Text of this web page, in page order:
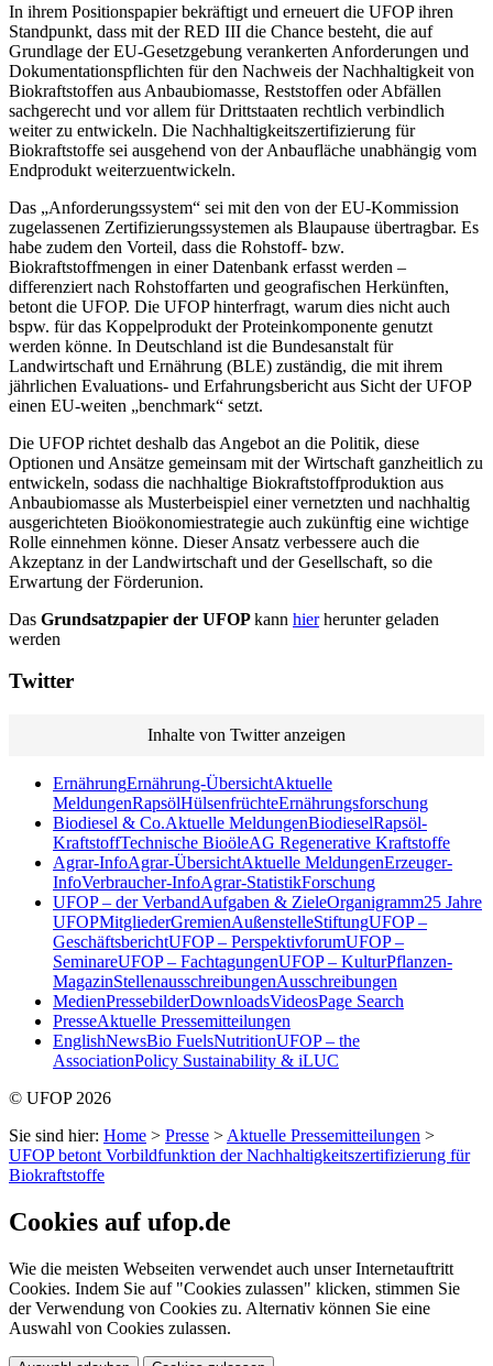
In ihrem Positionspapier bekräftigt und erneuert die UFOP ihren
Standpunkt, dass mit der RED III die Chance besteht, die auf
Grundlage der EU-Gesetzgebung verankerten Anforderungen und
Dokumentationspflichten für den Nachweis der Nachhaltigkeit von
Biokraftstoffen aus Anbaubiomasse, Reststoffen oder Abfällen
sachgerecht und vor allem für Drittstaaten rechtlich verbindlich
weiter zu entwickeln. Die Nachhaltigkeitszertifizierung für
Biokraftstoffe sei ausgehend von der Anbaufläche unabhängig vom
Endprodukt weiterzuentwickeln.
Das „Anforderungssystem“ sei mit den von der EU-Kommission
zugelassenen Zertifizierungssystemen als Blaupause übertragbar. Es
habe zudem den Vorteil, dass die Rohstoff- bzw.
Biokraftstoffmengen in einer Datenbank erfasst werden –
differenziert nach Rohstoffarten und geografischen Herkünften,
betont die UFOP. Die UFOP hinterfragt, warum dies nicht auch
bspw. für das Koppelprodukt der Proteinkomponente genutzt
werden könne. In Deutschland ist die Bundesanstalt für
Landwirtschaft und Ernährung (BLE) zuständig, die mit ihrem
jährlichen Evaluations- und Erfahrungsbericht aus Sicht der UFOP
einen EU-weiten „benchmark“ setzt.
Die UFOP richtet deshalb das Angebot an die Politik, diese
Optionen und Ansätze gemeinsam mit der Wirtschaft ganzheitlich zu
entwickeln, sodass die nachhaltige Biokraftstoffproduktion aus
Anbaubiomasse als Musterbeispiel einer vernetzten und nachhaltig
ausgerichteten Bioökonomiestrategie auch zukünftig eine wichtige
Rolle einnehmen könne. Dieser Ansatz verbessere auch die
Akzeptanz in der Landwirtschaft und der Gesellschaft, so die
Erwartung der Förderunion.
Das Grundsatzpapier der UFOPkann hierherunter geladen
werden
Twitter
Inhalte von Twitter anzeigen
ErnährungErnährung-ÜbersichtAktuelle
MeldungenRapsölHülsenfrüchteErnährungsforschung
Biodiesel & Co.Aktuelle MeldungenBiodieselRapsöl-
KraftstoffTechnische BioöleAG Regenerative Kraftstoffe
Agrar-InfoAgrar-ÜbersichtAktuelle MeldungenErzeuger-
InfoVerbraucher-InfoAgrar-StatistikForschung
UFOP – der VerbandAufgaben & ZieleOrganigramm25 Jahre
UFOPMitgliederGremienAußenstelleStiftungUFOP –
GeschäftsberichtUFOP – PerspektivforumUFOP –
SeminareUFOP – FachtagungenUFOP – KulturPflanzen-
MagazinStellenausschreibungenAusschreibungen
MedienPressebilderDownloadsVideosPage Search
PresseAktuelle Pressemitteilungen
EnglishNewsBio FuelsNutritionUFOP – the
AssociationPolicy Sustainability & iLUC
© UFOP 2026
Sie sind hier: Home > Presse > Aktuelle Pressemitteilungen >
UFOP betont Vorbildfunktion der Nachhaltigkeitszertifizierung für
Biokraftstoffe
Cookies auf ufop.de
Wie die meisten Webseiten verwendet auch unser Internetauftritt
Cookies. Indem Sie auf "Cookies zulassen" klicken, stimmen Sie
der Verwendung von Cookies zu. Alternativ können Sie eine
Auswahl von Cookies zulassen.